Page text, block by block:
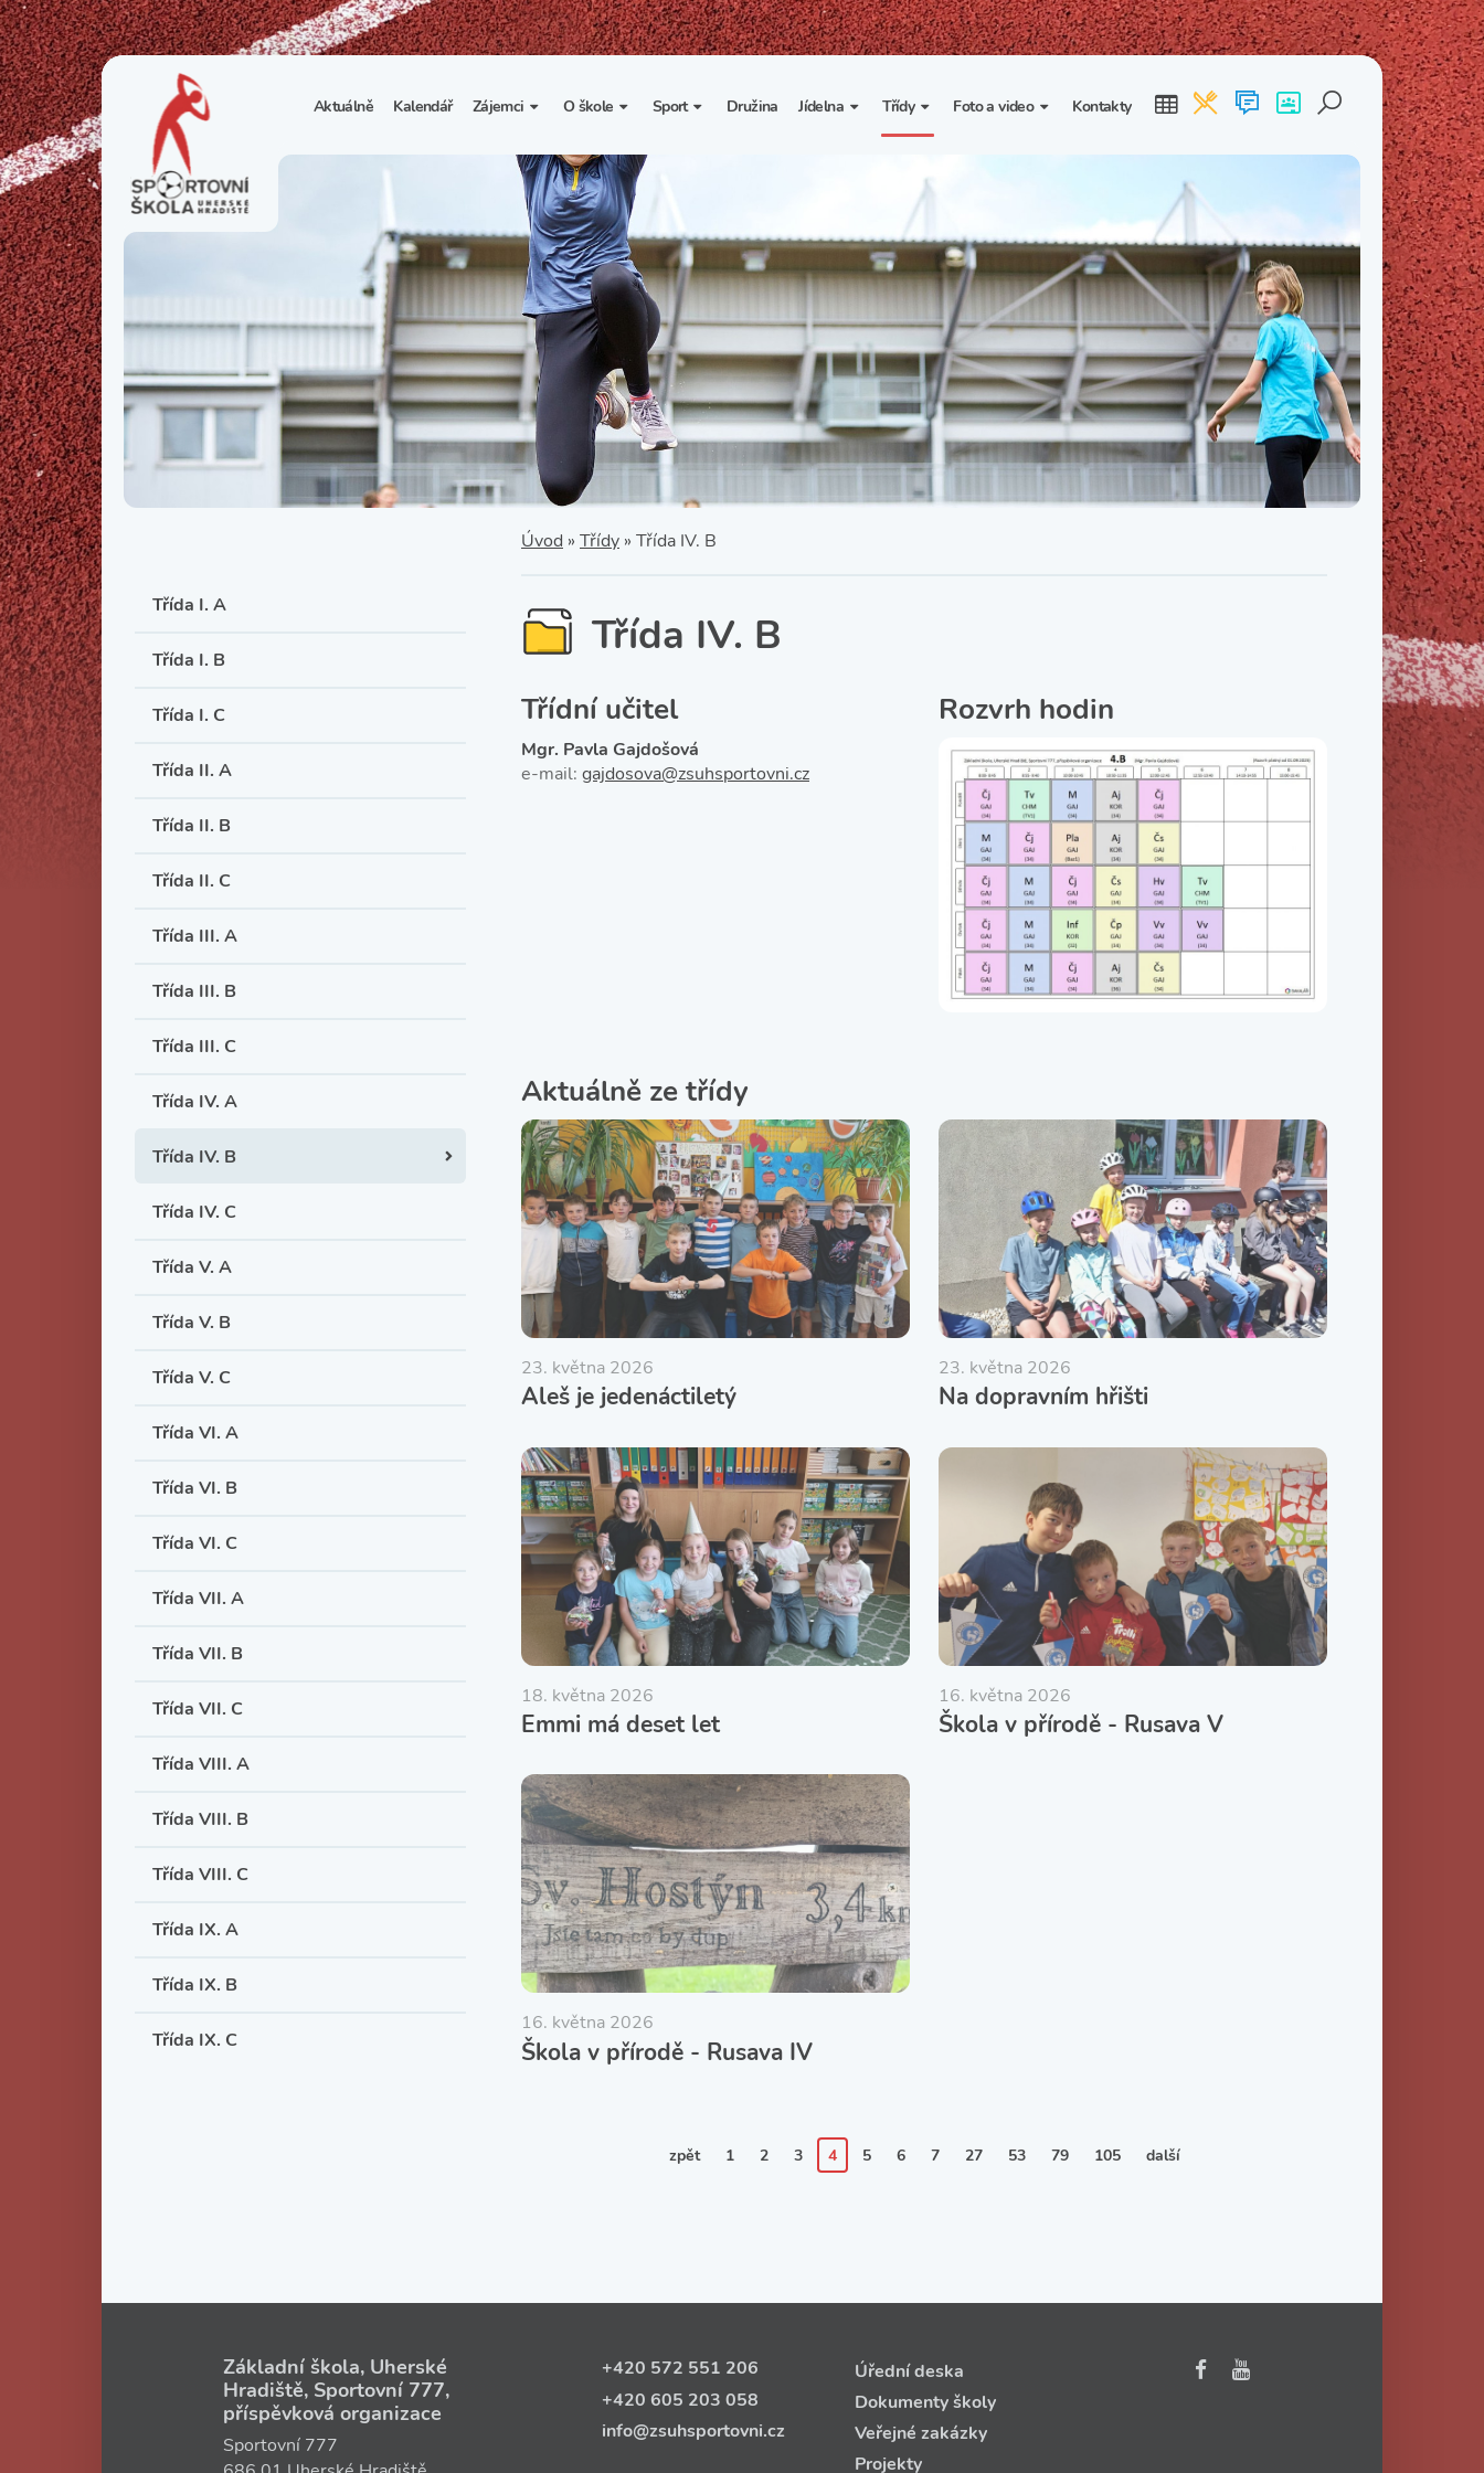
Aktuálně Kalendář Zájemci
1. třída
Sportovní třídy
Nesportovní třídy
O škole
Základní informace
Organizace školního roku
Výuka a učební plán
Zájmové kroužky
Školní poradenské
pracoviště
Školní psycholožka
Školská rada
SRPŠ – Spolek rodičů a
přátel školy
Sport
Spolupráce se sportovními
kluby
Školní sportovní klub
Tělesná výchova a sport
Družina Jídelna
Vnitřní řád školní jídelny
Třídy
Třída I. B Třída I. C
Třída II. A Třída II. C
Třída III. A Třída III. B Třída III. C
Třída IV. A Třída IV. B Třída IV. C
Třída V. A Třída V. B Třída V. C
Třída VI. A Třída VI. B Třída VI. C
Třída VII. A Třída VII. B Třída VII. C
Třída VIII. A Třída VIII. C
Foto a video Kontakty
Úvod » Třídy » Třída IV. B
Třída IV. B
Třídní učitel
Mgr. Pavla Gajdošová
e-mail: gajdosova@zsuhsportovni.cz
Rozvrh hodin
Aktuálně ze třídy
23. května 2026
Aleš je jedenáctiletý
23. května 2026
Na dopravním hřišti
18. května 2026
Emmi má deset let
16. května 2026
Škola v přírodě - Rusava V
16. května 2026
Škola v přírodě - Rusava IV
zpět 1 2 3 4 5 6 7 27 53 79 105 další
Třída I. A
Třída I. B
Třída I. C
Třída II. A
Třída II. B
Třída II. C
Třída III. A
Třída III. B
Třída III. C
Třída IV. A
Třída IV. B
Třída IV. C
Třída V. A
Třída V. B
Třída V. C
Třída VI. A
Třída VI. B
Třída VI. C
Třída VII. A
Třída VII. B
Třída VII. C
Třída VIII. A
Třída VIII. B
Třída VIII. C
Třída IX. A
Třída IX. B
Třída IX. C
Základní škola, Uherské
Hradiště, Sportovní 777,
příspěvková organizace
Sportovní 777
+420 572 551 206
+420 605 203 058
info@zsuhsportovni.cz
Úřední deska
Dokumenty školy
Veřejné zakázky
Projekty